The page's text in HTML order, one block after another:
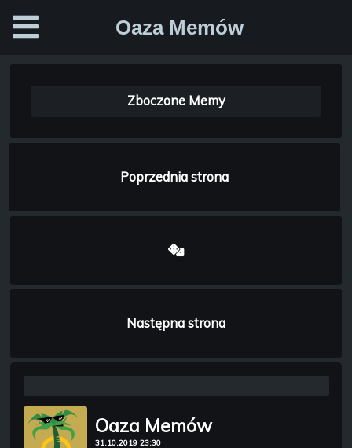
Oaza Memów
Zboczone Memy
Poprzednia strona
Następna strona
Oaza Memów
31.10.2019 23:30